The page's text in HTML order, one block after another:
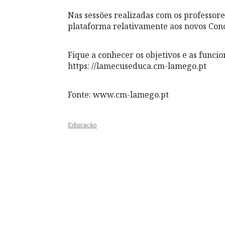
Nas sessões realizadas com os
plataforma relativamente aos novos
Fique a conhecer os objetivos e as
https: //lamecuseduca.cm-lamego.pt
Fonte: www.cm-lamego.pt
Educação